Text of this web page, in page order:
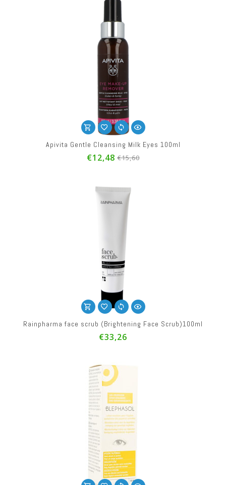
Apivita Gentle Cleansing Milk Eyes 100ml
€12,48 €15,60
Rainpharma face scrub (Brightening Face Scrub)100ml
€33,26